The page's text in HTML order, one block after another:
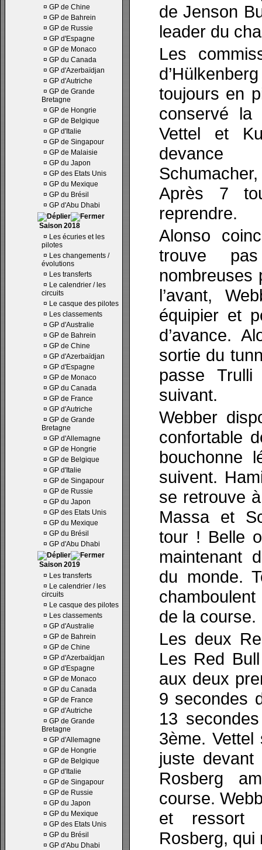
¤ GP de Chine
¤ GP de Bahrein
¤ GP de Russie
¤ GP d'Espagne
¤ GP de Monaco
¤ GP du Canada
¤ GP d'Azerbaïdjan
¤ GP d'Autriche
¤ GP de Grande
Bretagne
¤ GP de Hongrie
¤ GP de Belgique
¤ GP d'Italie
¤ GP de Singapour
¤ GP de Malaisie
¤ GP du Japon
¤ GP des Etats Unis
¤ GP du Mexique
¤ GP du Brésil
¤ GP d'Abu Dhabi
Saison 2018
¤ Les écuries et les
pilotes
¤ Les changements /
évolutions
¤ Les transferts
¤ Le calendrier / les
circuits
¤ Le casque des pilotes
¤ Les classements
¤ GP d'Australie
¤ GP de Bahrein
¤ GP de Chine
¤ GP d'Azerbaïdjan
¤ GP d'Espagne
¤ GP de Monaco
¤ GP du Canada
¤ GP de France
¤ GP d'Autriche
¤ GP de Grande
Bretagne
¤ GP d'Allemagne
¤ GP de Hongrie
¤ GP de Belgique
¤ GP d'Italie
¤ GP de Singapour
¤ GP de Russie
¤ GP du Japon
¤ GP des Etats Unis
¤ GP du Mexique
¤ GP du Brésil
¤ GP d'Abu Dhabi
Saison 2019
¤ Les transferts
¤ Le calendrier / les
circuits
¤ Le casque des pilotes
¤ Les classements
¤ GP d'Australie
¤ GP de Bahrein
¤ GP de Chine
¤ GP d'Azerbaïdjan
¤ GP d'Espagne
¤ GP de Monaco
¤ GP du Canada
¤ GP de France
¤ GP d'Autriche
¤ GP de Grande
Bretagne
¤ GP d'Allemagne
¤ GP de Hongrie
¤ GP de Belgique
¤ GP d'Italie
¤ GP de Singapour
¤ GP de Russie
¤ GP du Japon
¤ GP du Mexique
¤ GP des Etats Unis
¤ GP du Brésil
¤ GP d'Abu Dhabi
de Jenson
leader du
Les
toujours en
conservé
Vettel et
devance
Après 7
reprendre.
Alonso
trouve
nombreuses
l’avant,
équipier et
d’avance.
sortie du
passe
suivant.
Webber
confortable
bouchonne
suivent.
se retrouve
Massa et
tour ! Belle
maintenant
du monde.
de la course.
Les deux
Les Red
aux deux
9 secondes
13
3ème.
juste
Rosberg
course.
et ressort
Rosberg, qui